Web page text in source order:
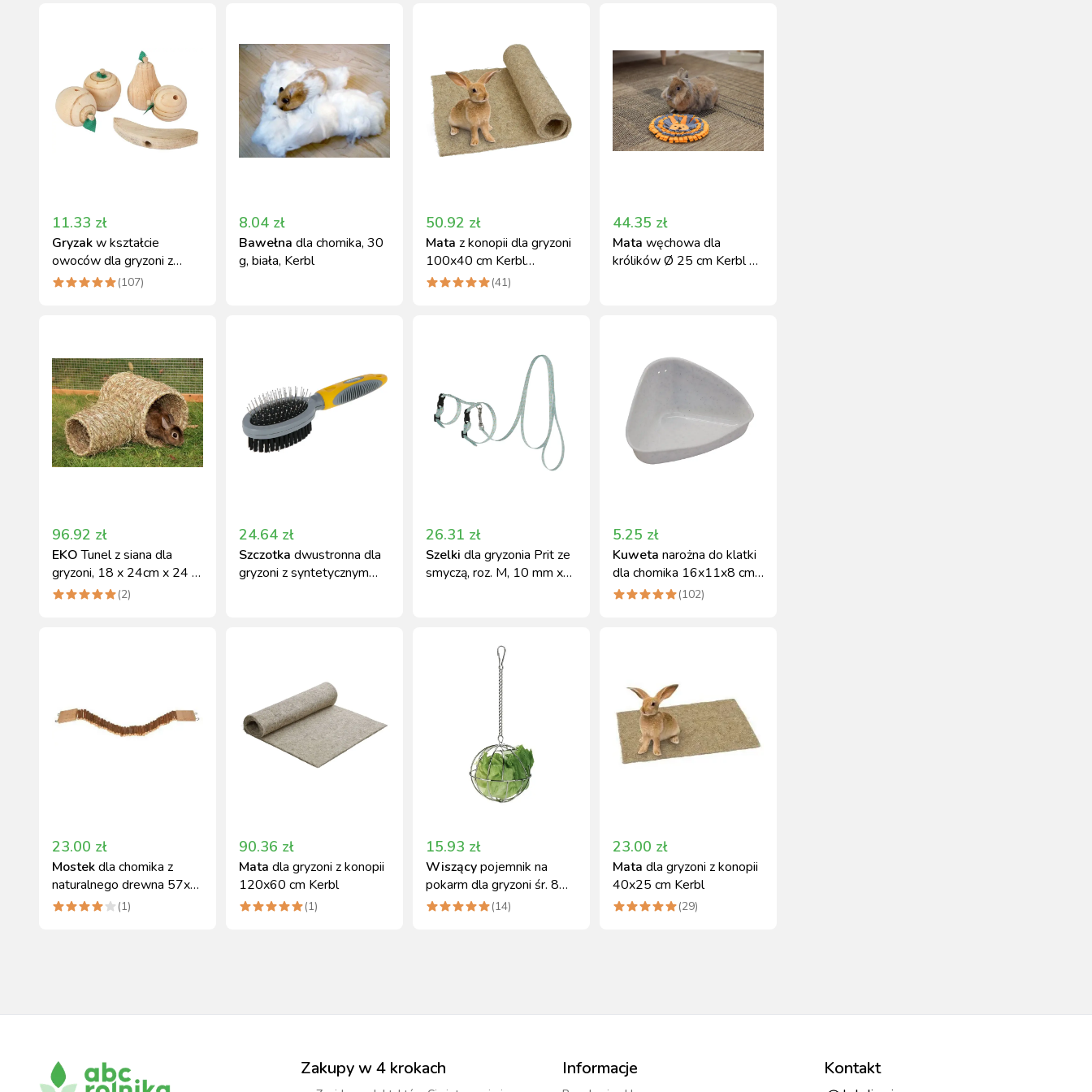
11.33 zł
Gryzakw kształcie
owoców dla gryzoni z
litego drewna Kerbl
(107)
8.04 zł
Bawełna dla chomika, 30
g, biała, Kerbl
50.92 zł
Mata z konopii dla gryzoni
100x40 cm Kerbl
naturalna wyściółka
(41)
44.35 zł
Mata węchowa dla
królików Ø 25 cm Kerbl –
96.92 zł
EKO Tunel z siana dla
gryzoni, 18 x 24cm x 24 x
30cm, Kerbl(2)
24.64 zł
Szczotka dwustronna dla
gryzoni z syntetycznym
26.31 zł
Szelki dla gryzonia Prit ze
smyczą, roz. M, 10 mm x
5.25 zł
Kuweta narożna do klatki
dla chomika 16x11x8 cm
Kerbl
(102)
23.00 zł
Mostekdla chomika z
naturalnego drewna 57x7
cm Kerbl
(1)
90.36 zł
Mata dla gryzoni z konopii
120x60 cm Kerbl
(1)
15.93 zł
Wiszącypojemnik na
pokarm dla gryzoni śr. 8
cm, Kerbl
(14)
23.00 zł
Mata dla gryzoni z konopii
40x25 cm Kerbl
(29)
Zakupy w 4 krokach Informacje Kontakt